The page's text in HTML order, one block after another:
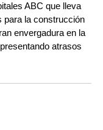
ABC que lleva
para la construcción
envergadura en la
atrasos